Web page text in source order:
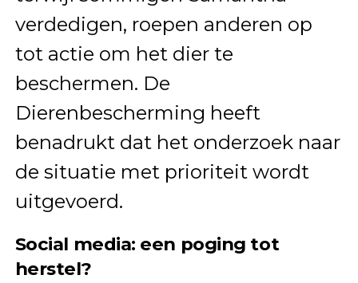
verdedigen, roepen anderen op
tot actie om het dier te
beschermen. De
Dierenbescherming heeft
benadrukt dat het onderzoek naar
de situatie met prioriteit wordt
uitgevoerd.
Social media: een poging tot
herstel?